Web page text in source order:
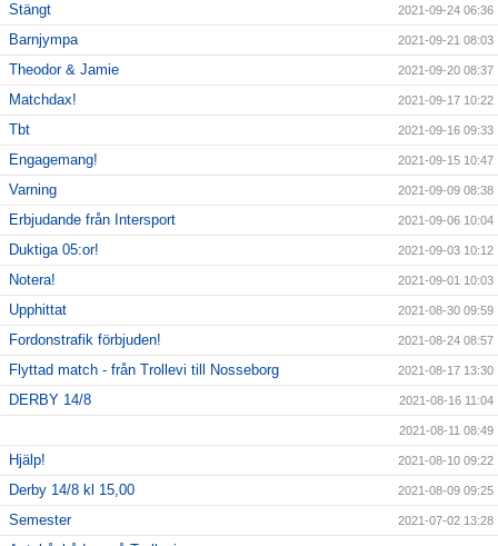
Stängt 2021-09-24 06:36
Barnjympa 2021-09-21 08:03
Theodor & Jamie 2021-09-20 08:37
Matchdax! 2021-09-17 10:22
Tbt 2021-09-16 09:33
Engagemang! 2021-09-15 10:47
Varning 2021-09-09 08:38
Erbjudande från Intersport 2021-09-06 10:04
Duktiga 05:or! 2021-09-03 10:12
Notera! 2021-09-01 10:03
Upphittat 2021-08-30 09:59
Fordonstrafik förbjuden! 2021-08-24 08:57
Flyttad match - från Trollevi till Nosseborg 2021-08-17 13:30
DERBY 14/8 2021-08-16 11:04
2021-08-11 08:49
Hjälp! 2021-08-10 09:22
Derby 14/8 kl 15,00 2021-08-09 09:25
Semester 2021-07-02 13:28